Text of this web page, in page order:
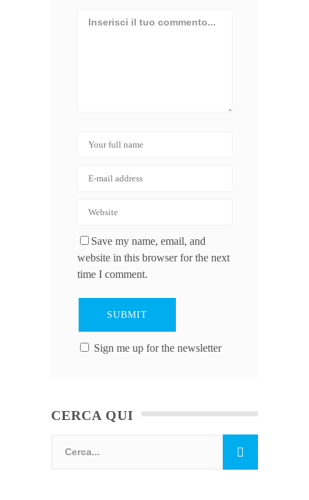
Save my name, email, and
website in this browser for the next
time I comment.
Sign me up for the newsletter
CERCA QUI